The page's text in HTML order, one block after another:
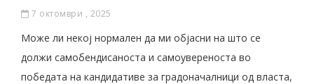
7 октомври , 2025
Може ли некој нормален да ми објасни на што се
должи самобендисаноста и самоувереноста во
победата на кандидативе за градоначалници од власта,